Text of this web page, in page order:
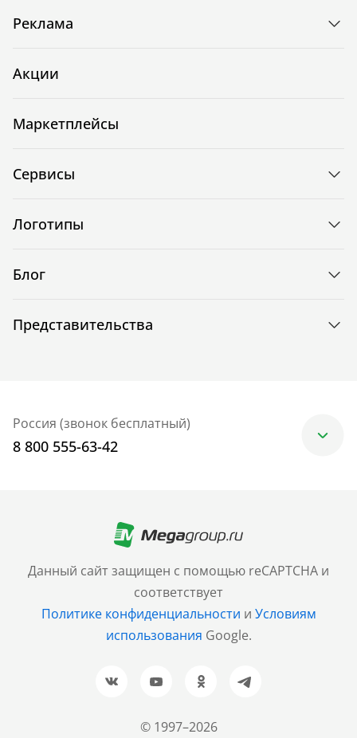
© 1997–2026
Данный сайт защищен с помощью reCAPTCHA и
соответствует
Политике конфиденциальности и Условиям
использования Google.
Реклама
Акции
Маркетплейсы
Сервисы
Логотипы
Блог
Представительства
Россия (звонок бесплатный)
8 800 555-63-42
+7 (499) 705-30-10
Санкт-Петербург
+7 (812) 600-77-33
Барнаул
+7 (961) 999-93-93
Новосибирск